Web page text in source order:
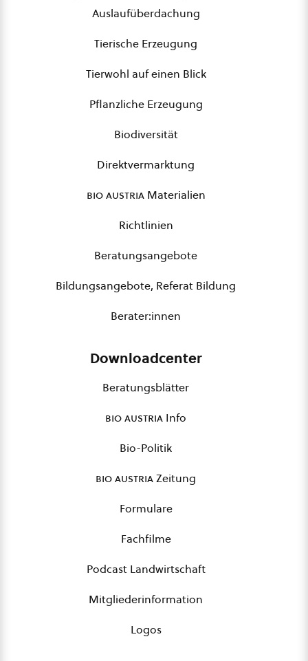
Auslaufüberdachung
Tierische Erzeugung
Tierwohl auf einen Blick
Pflanzliche Erzeugung
Biodiversität
Direktvermarktung
bio austriaMaterialien
Richtlinien
Beratungsangebote
Bildungsangebote, Referat Bildung
Berater:innen
Downloadcenter
Beratungsblätter
bio austria Info
Bio-Politik
bio austriaZeitung
Formulare
Fachfilme
Podcast Landwirtschaft
Mitgliederinformation
Logos